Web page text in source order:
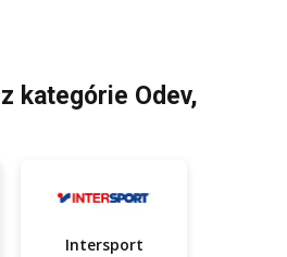
kategórie Odev,
Intersport